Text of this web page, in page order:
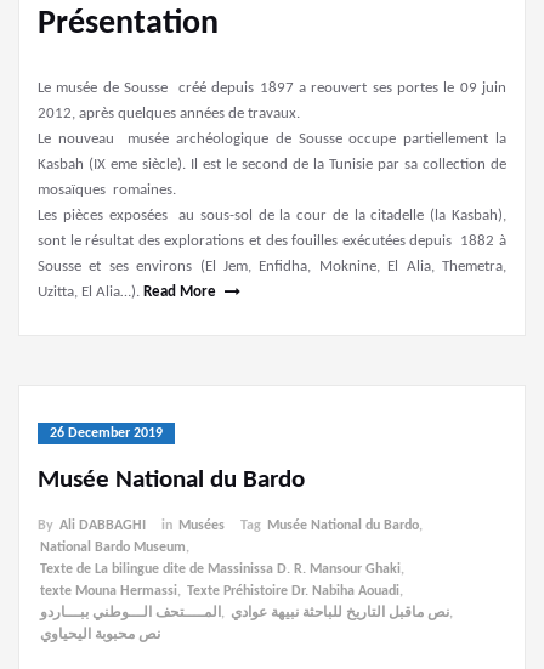
Présentation
Le musée de Sousse créé depuis 1897 a reouvert ses portes le 09 juin
2012, après quelques années de travaux.
Le nouveau musée archéologique de Sousse occupe partiellement la
Kasbah (IX eme siècle). Il est le second de la Tunisie par sa collection de
mosaïques romaines.
Les pièces exposées au sous-sol de la cour de la citadelle (la Kasbah),
sont le résultat des explorations et des fouilles exécutées depuis 1882 à
Sousse et ses environs (El Jem, Enfidha, Moknine, El Alia, Themetra,
Uzitta, El Alia…). Read More
26 December 2019
Musée National du Bardo
By Ali DABBAGHI in Musées Tag Musée National du Bardo,
National Bardo Museum,
Texte de La bilingue dite de Massinissa D. R. Mansour Ghaki,
texte Mouna Hermassi, Texte Préhistoire Dr. Nabiha Aouadi,
المــــتحف الـــوطني ببـــاردو , نص ماقبل التاريخ للباحثة نبيهة عوادي,
نص محبوبة اليحياوي